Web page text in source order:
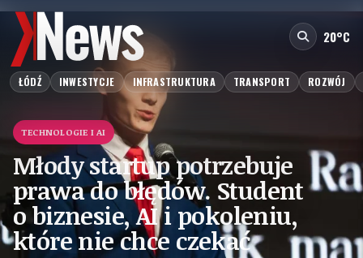
20°C
ŁÓDŹ INWESTYCJE INFRASTRUKTURA TRANSPORT ROZWÓJ
TECHNOLOGIE I AI
Młody startup potrzebuje
prawa do błędów. Student
o biznesie, AI i pokoleniu,
które nie chce czekać